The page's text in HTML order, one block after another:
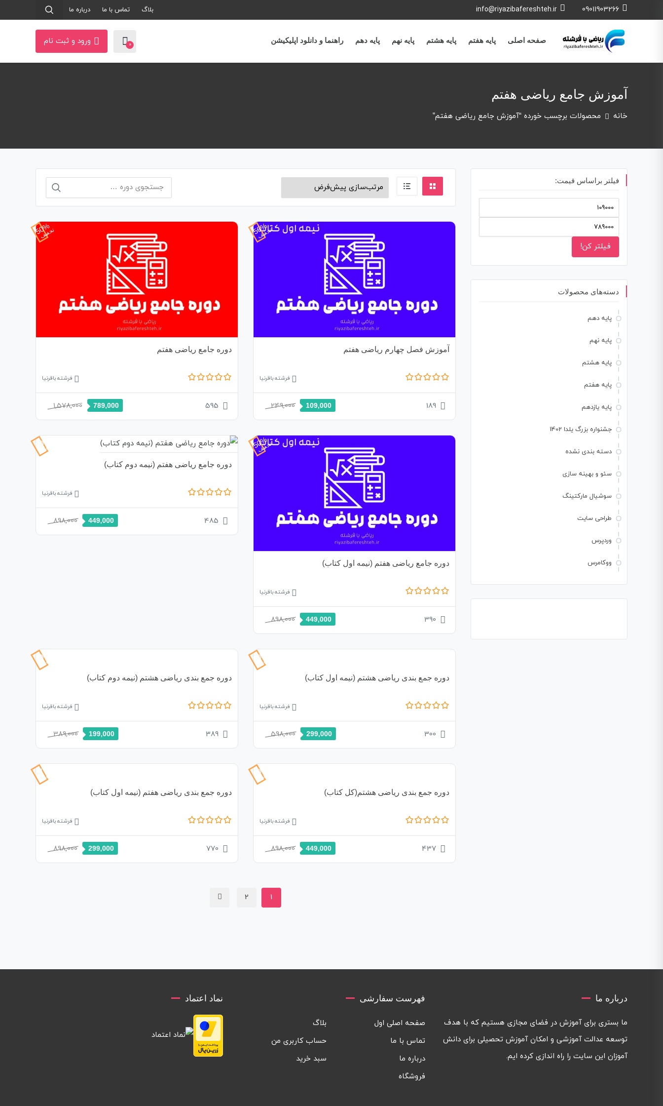
09011903266
info@riyazibafereshteh.ir بلاگ تماس با ما درباره ما
صفحه اصلی پایه هفتم پایه هشتم پایه نهم پایه دهم راهنما و دانلود اپلیکیشن
0 ورود و ثبت نام
آموزش جامع ریاضی هفتم
خانه محصولات برچسب خورده “آموزش جامع ریاضی هفتم”
جستجو
برای:
56%
تخفیف
آموزش فصل چهارم ریاضی هفتم
فرشته باقرنیا
189
249,000 109,000
50%
تخفیف
دوره جامع ریاضی هفتم
فرشته باقرنیا
595
1,578,000 789,000
50%
تخفیف
دوره جامع ریاضی هفتم (نیمه اول کتاب)
فرشته باقرنیا
390
898,000 449,000
50%تخفیف
دوره جامع ریاضی هفتم (نیمه دوم کتاب)
فرشته باقرنیا
485
898,000 449,000
50%تخفیف
دوره جمع بندی ریاضی هشتم (نیمه اول کتاب)
فرشته باقرنیا
300
598,000 299,000
49%تخفیف
دوره جمع بندی ریاضی هشتم (نیمه دوم کتاب)
فرشته باقرنیا
389
389,000 199,000
50%تخفیف
دوره جمع بندی ریاضی هشتم(کل کتاب)
فرشته باقرنیا
437
898,000 449,000
67%تخفیف
دوره جمع بندی ریاضی هفتم (نیمه اول کتاب)
فرشته باقرنیا
770
898,000 299,000
1
2
فیلتر براساس قیمت:
فیلتر کن!
دسته‌های محصولات
پایه دهم
پایه نهم
پایه هشتم
پایه هفتم
پایه یازدهم
جشنواره بزرگ یلدا 1402
دسته بندی نشده
سئو و بهینه سازی
سوشیال مارکتینگ
طراحی سایت
وردپرس
ووکامرس
درباره ما
ما بستری برای آموزش در فضای مجازی هستیم که با هدف
توسعه عدالت آموزشی و امکان آموزش تحصیلی برای دانش
آموزان این سایت را راه اندازی کرده ایم.
فهرست سفارشی
صفحه اصلی اول
بلاگ
تماس با ما
حساب کاربری من
درباره ما
سبد خرید
فروشگاه
نماد اعتماد